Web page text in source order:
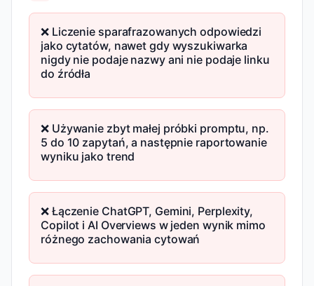
❌ Liczenie sparafrazowanych odpowiedzi
jako cytatów, nawet gdy wyszukiwarka
nigdy nie podaje nazwy ani nie podaje linku
do źródła
❌ Używanie zbyt małej próbki promptu, np.
5 do 10 zapytań, a następnie raportowanie
wyniku jako trend
❌ Łączenie ChatGPT, Gemini, Perplexity,
Copilot i AI Overviews w jeden wynik mimo
różnego zachowania cytowań